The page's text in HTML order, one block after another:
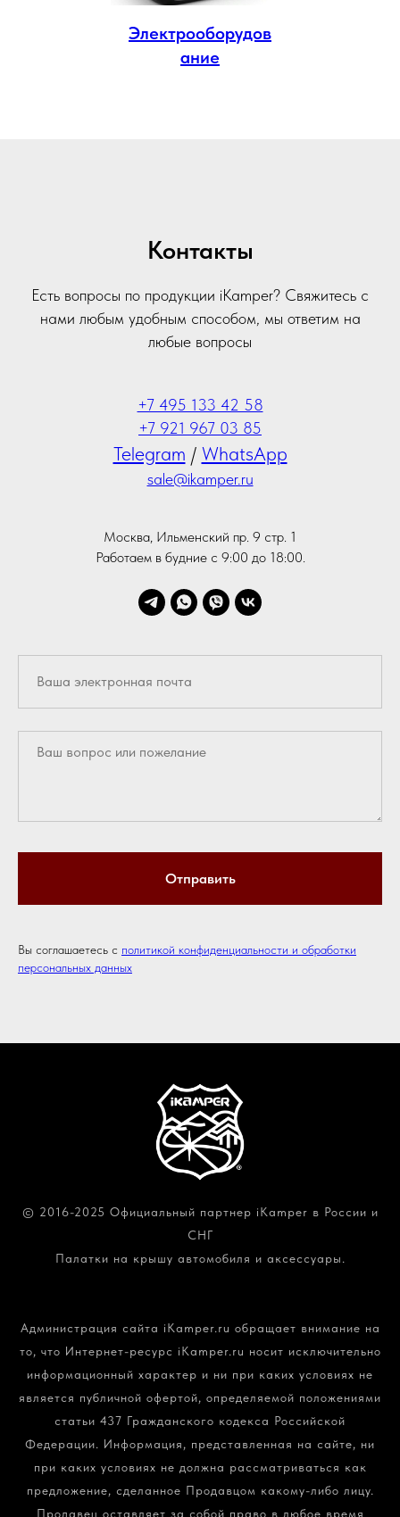
Электрооборудов
ание
Контакты
Есть вопросы по продукции iKamper? Свяжитесь с
нами любым удобным способом, мы ответим на
любые вопросы
+7 495 133 42 58
+7 921 967 03 85
Telegram / WhatsApp
sale@ikamper.ru
Москва, Ильменский пр. 9 стр. 1
Работаем в будние с 9:00 до 18:00.
Отправить
Вы соглашаетесь с политикой конфиденциальности и обработки
персональных данных
© 2016-2025 Официальный партнер iKamper в России и
СНГ
Палатки на крышу автомобиля и аксессуары.
Администрация сайта iKamper.ru обращает внимание на
то, что Интернет-ресурс iKamper.ru носит исключительно
информационный характер и ни при каких условиях не
является публичной офертой, определяемой положениями
статьи 437 Гражданского кодекса Российской
Федерации. Информация, представленная на сайте, ни
при каких условиях не должна рассматриваться как
предложение, сделанное Продавцом какому-либо лицу.
Продавец оставляет за собой право в любое время